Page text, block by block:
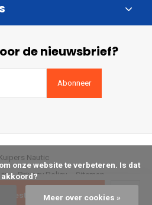
Bestellen
de nieuwsbrief?
Abonneer
Privacy Policy Sitemap
Nautic
akkoord?
Meer over cookies »